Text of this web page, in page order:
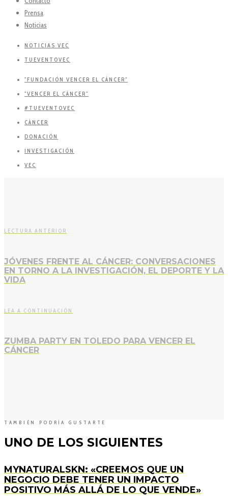
Prensa
Noticias
NOTICIAS VEC
TUEVENTOVEC
"FUNDACIÓN VENCER EL CÁNCER"
"VENCER EL CÁNCER"
#TUEVENTOVEC
CÁNCER
DONACIÓN
INVESTIGACIÓN
VEC
LECTURA ANTERIOR
JÓVENES FRENTE AL CÁNCER: CONVERSACIONES
EN TORNO A LA INVESTIGACIÓN, EL DEPORTE Y LA
VIDA
LEA A CONTINUACIÓN
ZUMBA PARTY EN TOLEDO PARA VENCER EL
CÁNCER
TAMBIÉN PODRÍA GUSTARTE
UNO DE LOS SIGUIENTES
MYNATURALSKN: «CREEMOS QUE UN
NEGOCIO DEBE TENER UN IMPACTO
POSITIVO MÁS ALLÁ DE LO QUE VENDE»